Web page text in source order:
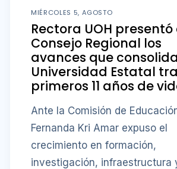
MIÉRCOLES 5, AGOSTO
Rectora UOH presentó
Consejo Regional los
avances que
Universidad Estatal
primeros 11 años de
Ante la Comisión de
Fernanda Kri Amar expuso el
crecimiento en formación,
investigación, infraestructura